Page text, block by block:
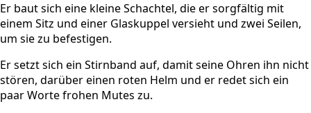
Er baut sich eine kleine Schachtel, die er sorgfältig mit
einem Sitz und einer Glaskuppel versieht und zwei Seilen,
um sie zu befestigen.
Er setzt sich ein Stirnband auf, damit seine Ohren ihn nicht
stören, darüber einen roten Helm und er redet sich ein
paar Worte frohen Mutes zu.